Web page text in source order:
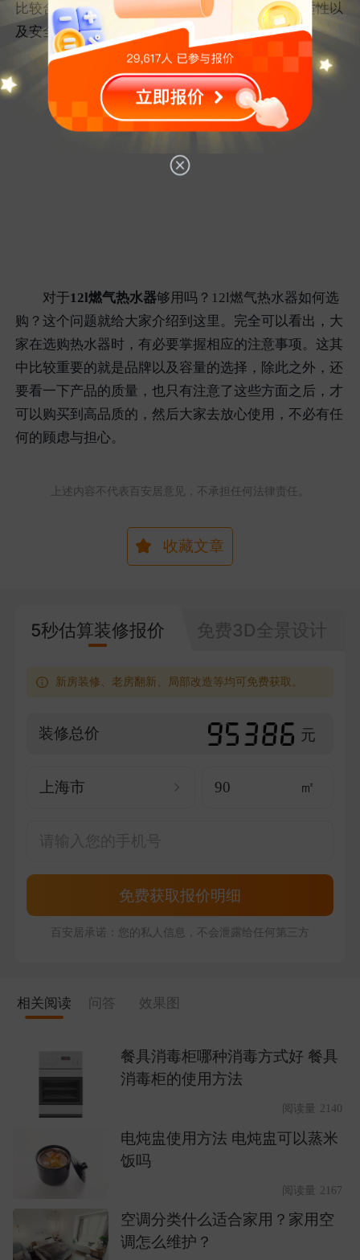
比较合理的。只有性价比足够高的使用起来在舒适性以
及安全性方面才有相应的保障。
对于12l燃气热水器够用吗？12l燃气热水器如何选
购？这个问题就给大家介绍到这里。完全可以看出，大
家在选购热水器时，有必要掌握相应的注意事项。这其
中比较重要的就是品牌以及容量的选择，除此之外，还
要看一下产品的质量，也只有注意了这些方面之后，才
可以购买到高品质的，然后大家去放心使用，不必有任
何的顾虑与担心。
上述内容不代表百安居意见，不承担任何法律责任。
收藏文章
5秒估算装修报价 免费3D全景设计
新房装修、老房翻新、局部改造等均可免费获取。
装修总价 元
上海市 ㎡
免费获取报价明细
百安居承诺：您的私人信息，不会泄露给任何第三方
相关阅读 问答 效果图
餐具消毒柜哪种消毒方式好 餐具
消毒柜的使用方法
阅读量 2140
电炖盅使用方法 电炖盅可以蒸米
饭吗
阅读量 2167
空调分类什么适合家用？家用空
调怎么维护？